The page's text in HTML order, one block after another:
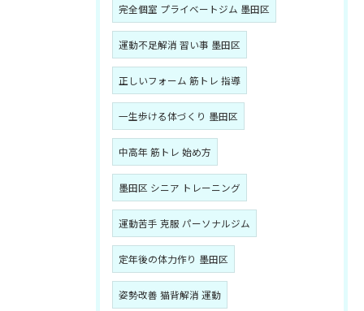
完全個室 プライベートジム 墨田区
運動不足解消 習い事 墨田区
正しいフォーム 筋トレ 指導
一生歩ける体づくり 墨田区
中高年 筋トレ 始め方
墨田区 シニア トレーニング
運動苦手 克服 パーソナルジム
定年後の体力作り 墨田区
姿勢改善 猫背解消 運動